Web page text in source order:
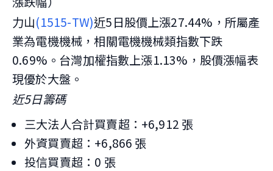
力山(1515-TW)近5日股價上漲27.44%，所屬產
業為電機機械，相關電機機械類指數下跌
0.69%。台灣加權指數上漲1.13%，股價漲幅表
現優於大盤。
近5日籌碼
三大法人合計買賣超：+6,912 張
外資買賣超：+6,866 張
投信買賣超：0 張